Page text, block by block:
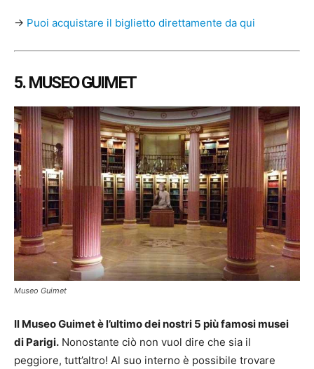
→ Puoi acquistare il biglietto direttamente da qui
5. MUSEO GUIMET
Museo Guimet
Il Museo Guimet è l’ultimo dei nostri 5 più famosi musei
di Parigi. Nonostante ciò non vuol dire che sia il
peggiore, tutt’altro! Al suo interno è possibile trovare